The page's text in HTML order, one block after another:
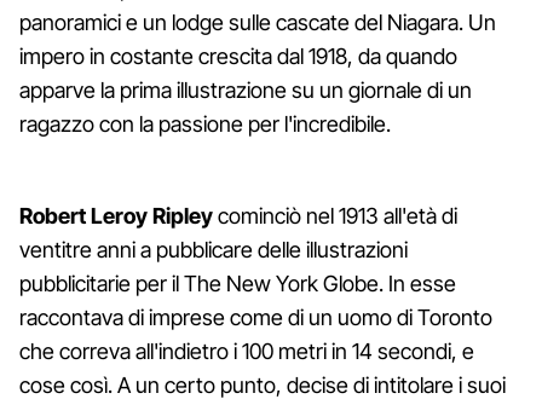
panoramici e un lodge sulle cascate del Niagara. Un
impero in costante crescita dal 1918, da quando
apparve la prima illustrazione su un giornale di un
ragazzo con la passione per l'incredibile.
Robert Leroy Ripleycominciò nel 1913 all'età di
ventitre anni a pubblicare delle illustrazioni
pubblicitarie per il The New York Globe. In esse
raccontava di imprese come di un uomo di Toronto
che correva all'indietro i 100 metri in 14 secondi, e
cose così. A un certo punto, decise di intitolare i suoi